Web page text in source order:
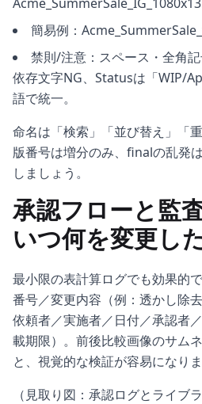
簡易例：
禁則/注意：スペース・全角
依存文字NG、Statusは「WIP/
語で統一。
命名は「検索」「並び替え」「
版番号は増分のみ、finalの乱発
しましょう。
承認フローと監
いつ何を変更し
最小限の表計算ログでも効果的
番号／変更内容（例：透かし除
依頼者／実施者／日付／承認者
載期限）。前後比較画像のサム
と、視覚的な検証が容易になりま
（見取り図：承認ログとライブ